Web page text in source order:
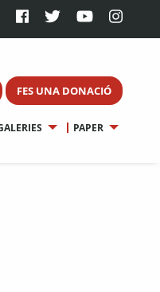
FES UNA DONACIÓ
PAPER